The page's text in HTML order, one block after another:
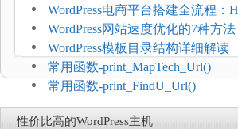
WordPress电商平台搭建全流程：
键部署
WordPress网站速度优化的7种方法
WordPress模板目录结构详细解读
常用函数-print_MapTech_Url()
常用函数-print_FindU_Url()
性价比高的WordPress主机